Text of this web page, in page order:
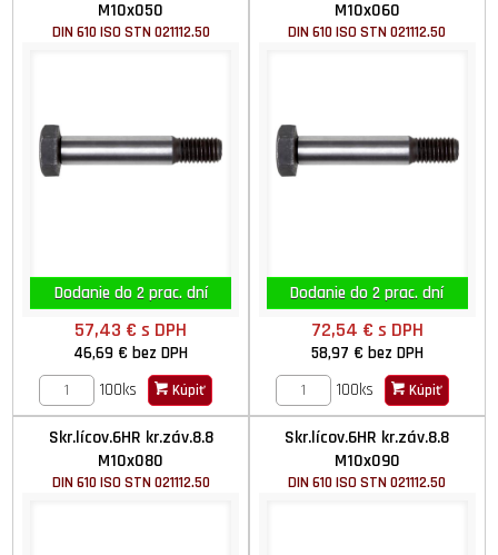
M10x050
DIN 610 ISO STN 021112.50
Dodanie do 2 prac. dní
57,43 €s DPH
46,69 €bez DPH
100ks
Kúpiť
M10x060
DIN 610 ISO STN 021112.50
Dodanie do 2 prac. dní
72,54 € s DPH
58,97 € bez DPH
100ks
Kúpiť
Skr.lícov.6HR kr.záv.8.8
M10x080
DIN 610 ISO STN 021112.50
Skr.lícov.6HR kr.záv.8.8
M10x090
DIN 610 ISO STN 021112.50